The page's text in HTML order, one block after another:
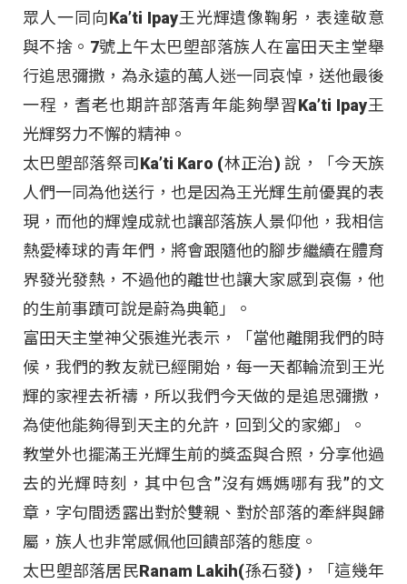
眾人一同向Ka’ti Ipay王光輝遺像鞠躬，表達敬意
與不捨。7號上午太巴塱部落族人在富田天主堂舉
行追思彌撒，為永遠的萬人迷一同哀悼，送他最後
一程，耆老也期許部落青年能夠學習Ka’ti Ipay王
光輝努力不懈的精神。
太巴塱部落祭司Ka’ti Karo (林正治) 說，「今天族
人們一同為他送行，也是因為王光輝生前優異的表
現，而他的輝煌成就也讓部落族人景仰他，我相信
熱愛棒球的青年們，將會跟隨他的腳步繼續在體育
界發光發熱，不過他的離世也讓大家感到哀傷，他
的生前事蹟可說是蔚為典範」。
富田天主堂神父張進光表示，「當他離開我們的時
候，我們的教友就已經開始，每一天都輪流到王光
輝的家裡去祈禱，所以我們今天做的是追思彌撒，
為使他能夠得到天主的允許，回到父的家鄉」。
教堂外也擺滿王光輝生前的獎盃與合照，分享他過
去的光輝時刻，其中包含”沒有媽媽哪有我”的文
章，字句間透露出對於雙親、對於部落的牽絆與歸
屬，族人也非常感佩他回饋部落的態度。
太巴塱部落居民Ranam Lakih(孫石發)，「這幾年